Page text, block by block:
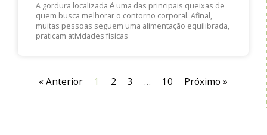
A gordura localizada é uma das principais queixas de
quem busca melhorar o contorno corporal. Afinal,
muitas pessoas seguem uma alimentação equilibrada,
praticam atividades físicas
« Anterior 1 2 3 … 10 Próximo »